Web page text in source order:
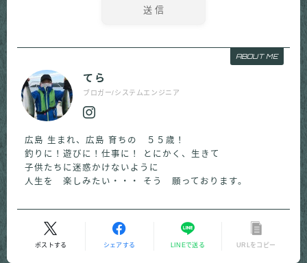
ABOUT ME
てら
ブロガー/システムエンジニア
広島 生まれ、広島 育ちの ５５歳！
釣りに！遊びに！仕事に！ とにかく、生きて
子供たちに迷惑かけないように
人生を 楽しみたい・・・ そう 願っております。
ポストする シェアする LINEで送る URLをコピー